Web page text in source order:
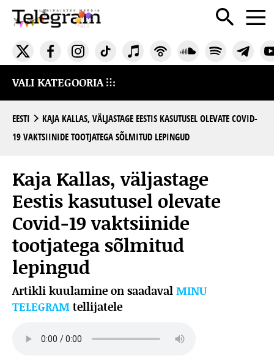
VALI KATEGOORIA
EESTI
KAJA KALLAS, VÄLJASTAGE EESTIS KASUTUSEL OLEVATE COVID-
19 VAKTSIINIDE TOOTJATEGA SÕLMITUD LEPINGUD
Kaja Kallas, väljastage
Eestis kasutusel olevate
Covid-19 vaktsiinide
tootjatega sõlmitud
lepingud
Artikli kuulamine on saadaval MINU
TELEGRAM tellijatele